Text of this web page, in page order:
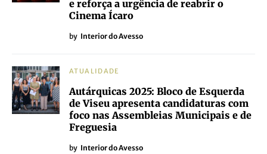
e reforça a urgência de reabrir o
Cinema Ícaro
by Interior do Avesso
ATUALIDADE
Autárquicas 2025: Bloco de Esquerda
de Viseu apresenta candidaturas com
foco nas Assembleias Municipais e de
Freguesia
by Interior do Avesso